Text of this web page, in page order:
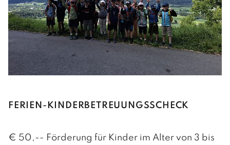
FERIEN-KINDERBETREUUNGSSCHECK
€ 50,-- Förderung für Kinder im Alter von 3 bis